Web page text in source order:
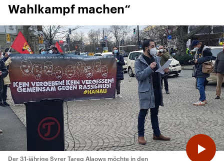
Wahlkampf machen“
Der 31-jährige Syrer Tareq Alaows möchte in den